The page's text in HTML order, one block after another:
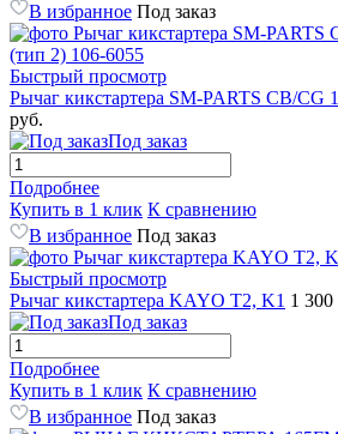
В избранное Под заказ
Быстрый просмотр
Рычаг кикстартера SM-PARTS CB/CG
руб.
Под заказ
Подробнее
Купить в 1 клик К сравнению
В избранное Под заказ
Быстрый просмотр
Рычаг кикстартера KAYO T2, K1 1 300
Под заказ
Подробнее
Купить в 1 клик К сравнению
В избранное Под заказ